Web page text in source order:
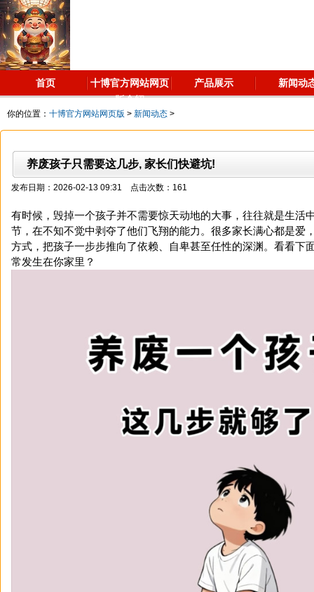
首页
十博官方网站网页
版介绍
产品展示 新闻动
你的位置： 十博官方网站网页版 > 新闻动态 >
养废孩子只需要这几步, 家长们快避坑!
发布日期：2026-02-13 09:31 点击次数：161
有时候，毁掉一个孩子并不需要惊天动地的大事，往往就是生活
节，在不知不觉中剥夺了他们飞翔的能力。很多家长满心都是爱
方式，把孩子一步步推向了依赖、自卑甚至任性的深渊。看看下
常发生在你家里？